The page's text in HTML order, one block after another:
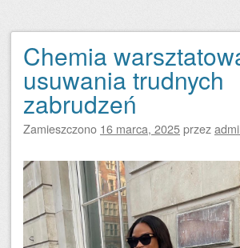
Chemia
usuwania trudnych
zabrudzeń
Zamieszczono 16 marca, 2025przez